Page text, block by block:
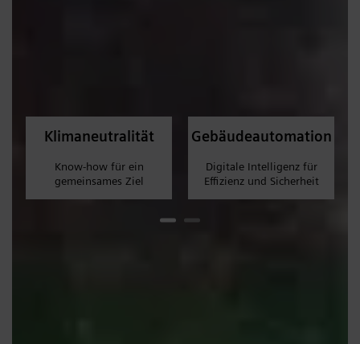
Klimaneutralität
Know-how für ein
gemeinsames Ziel
Gebäudeautomation
Digitale Intelligenz für
Effizienz und Sicherheit